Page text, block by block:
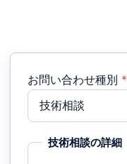
お問い合わせ種別 *
技術相談の詳細